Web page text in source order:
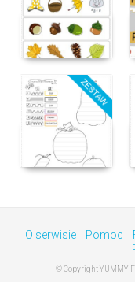
O serwisie Pomoc
© Copyright YUMMY